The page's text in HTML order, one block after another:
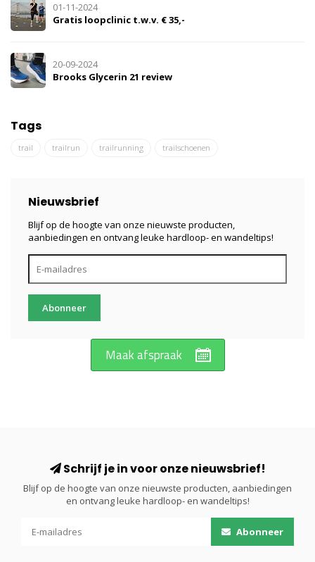
01-11-2024
Gratis loopclinic t.w.v. € 35,-
20-09-2024
Brooks Glycerin 21 review
Tags
trail trailrun trailrunning trailschoenen
Nieuwsbrief
Blijf op de hoogte van onze nieuwste producten,
aanbiedingen en ontvang leuke hardloop- en wandeltips!
Abonneer
Maak afspraak
Schrijf je in voor onze nieuwsbrief!
Blijf op de hoogte van onze nieuwste producten, aanbiedingen
en ontvang leuke hardloop- en wandeltips!
Abonneer